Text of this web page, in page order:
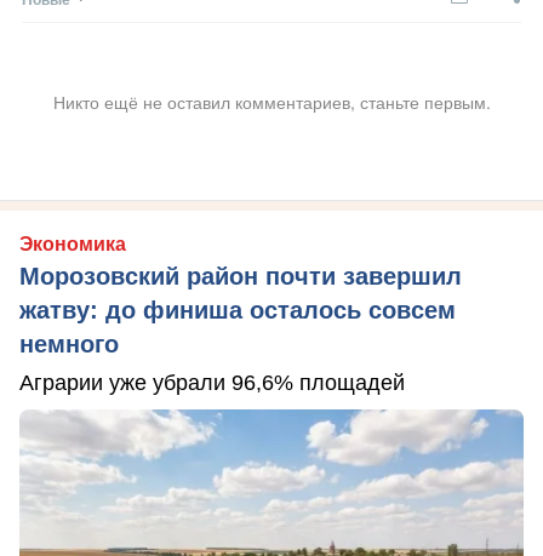
Никто ещё не оставил комментариев, станьте первым.
Экономика
Морозовский район почти завершил
жатву: до финиша осталось совсем
немного
Аграрии уже убрали 96,6% площадей